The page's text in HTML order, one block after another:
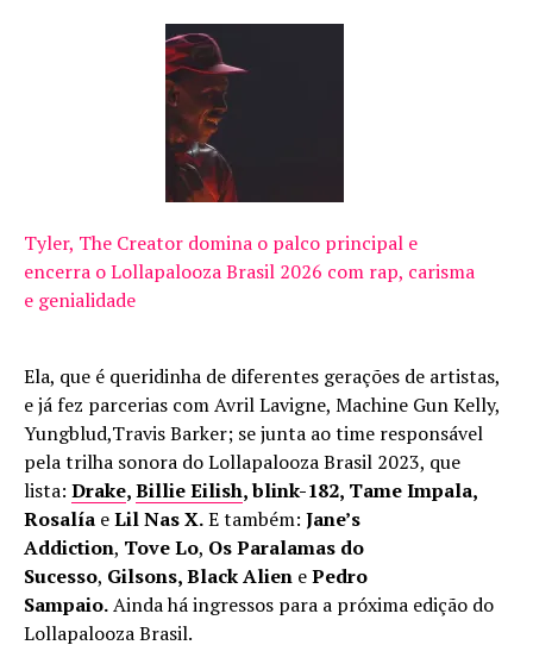
Tyler, The Creator domina o palco principal e
encerra o Lollapalooza Brasil 2026 com rap, carisma
e genialidade
Ela, que é queridinha de diferentes gerações de artistas,
e já fez parcerias com Avril Lavigne, Machine Gun Kelly,
Yungblud,Travis Barker; se junta ao time responsável
pela trilha sonora do Lollapalooza Brasil 2023, que
lista: Drake,Billie Eilish, blink-182, Tame Impala,
Rosalía eLil Nas X.E também: Jane’s
Addiction, Tove Lo, Os Paralamas do
Sucesso, Gilsons, Black Alien ePedro
Sampaio.Ainda há ingressos para a próxima edição do
Lollapalooza Brasil.